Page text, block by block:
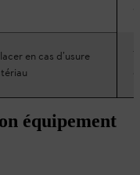
en cas d’usure
équipement